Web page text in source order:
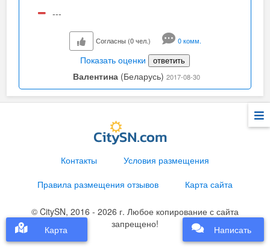
Написать
Карта
---
Согласны (0 чел.) 0 комм.
Показать оценки ответить
Валентина (Беларусь) 2017-08-30
Контакты
Условия размещения
Правила размещения отзывов
Карта сайта
© CitySN, 2016 - 2026 г. Любое копирование с сайта
запрещено!